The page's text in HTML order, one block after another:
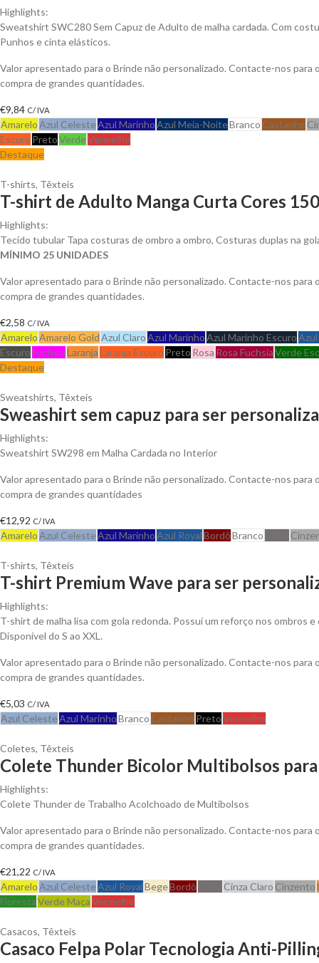
Highlights:
Sweatshirt SWC280 Sem Capuz de Adulto de malha cardada. Com
Punhos e cinta elásticos.
Valor apresentado para o Brinde não personalizado. Contacte-nos para
compra de grandes quantidades.
€9,84 C/ IVA
AmareloAzul CelesteAzul MarinhoAzul Meia-NoiteBranco Castanho
Escuro PretoVerdeVermelho
Destaque
T-shirts, Têxteis
T-shirt de Adulto Manga Curta Cores
Highlights:
Tecido tubular Tapa costuras de ombro a ombro, Costuras duplas na
MÍNIMO 25 UNIDADES
Valor apresentado para o Brinde não personalizado. Contacte-nos para
compra de grandes quantidades.
€2,58 C/ IVA
AmareloAmarelo GoldAzul ClaroAzul MarinhoAzul Marinho Escuro
EscuroFuchsiaLaranjaLaranja Escuro Preto Rosa Rosa FuchsiaVerde
Destaque
Sweatshirts, Têxteis
Sweashirt sem capuz para ser
Highlights:
Sweatshirt SW298 em Malha Cardada no Interior
Valor apresentado para o Brinde não personalizado. Contacte-nos para
compra de grandes quantidades
€12,92 C/ IVA
AmareloAzul CelesteAzul MarinhoAzul RoyalBordôBranco
T-shirts, Têxteis
T-shirt Premium Wave para ser
Highlights:
T-shirt de malha lisa com gola redonda. Possuí um reforço nos ombros
Disponível do S ao XXL.
Valor apresentado para o Brinde não personalizado. Contacte-nos para
compra de grandes quantidades.
€5,03 C/ IVA
Azul CelesteAzul MarinhoBranco Castanho PretoVermelho
Coletes, Têxteis
Colete Thunder Bicolor Multibolsos
Highlights:
Colete Thunder de Trabalho Acolchoado de Multibolsos
Valor apresentado para o Brinde não personalizado. Contacte-nos para
compra de grandes quantidades.
€21,22 C/ IVA
AmareloAzul CelesteAzul RoyalBegeBordô Cinza Claro Cinzento
FlorestaVerde MaçaVermelho
Casacos, Têxteis
Casaco Felpa Polar Tecnologia Anti-